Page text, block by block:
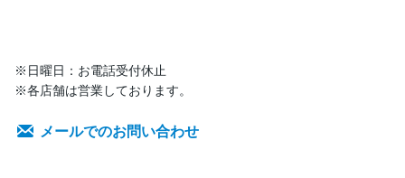
※日曜日：お電話受付休止
※各店舗は営業しております。
メールでのお問い合わせ